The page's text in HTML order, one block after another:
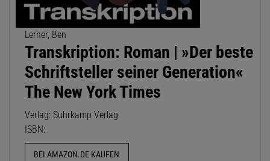
Lerner, Ben
Transkription: Roman | »Der beste
Schriftsteller seiner Generation«
The New York Times
Verlag: Suhrkamp Verlag
ISBN:
BEI AMAZON.DE KAUFEN